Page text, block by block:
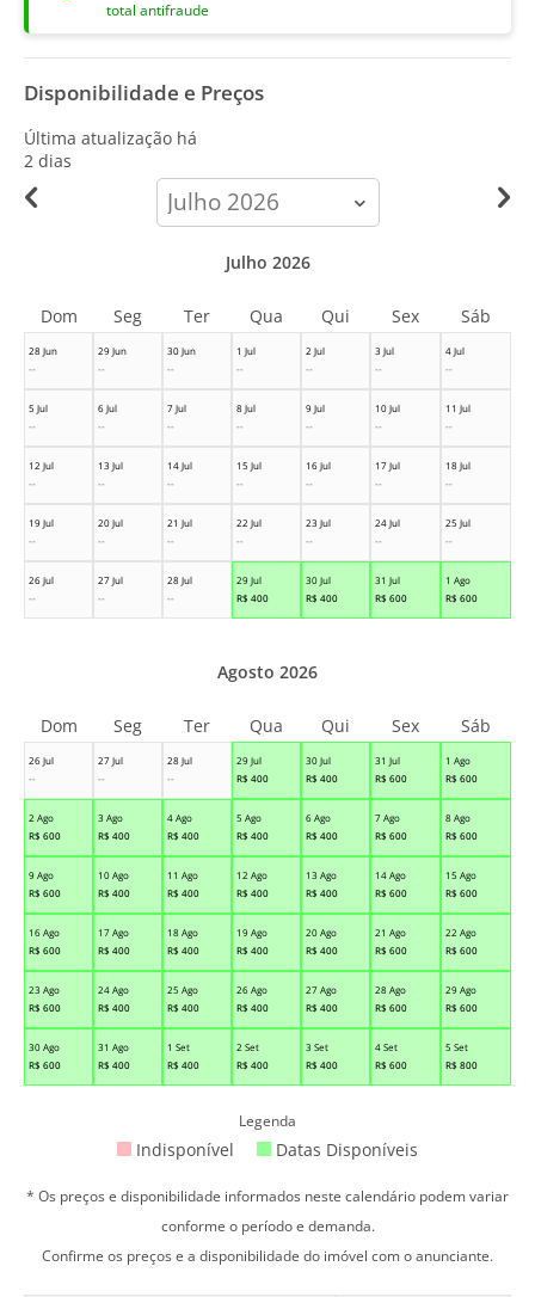
total antifraude
Disponibilidade e Preços
Última atualização há
2 dias
calendar-
month
28 Jun
--
29 Jun
--
30 Jun
--
1 Jul
--
2 Jul
--
3 Jul
--
4 Jul
--
5 Jul
--
6 Jul
--
7 Jul
--
8 Jul
--
9 Jul
--
10 Jul
--
11 Jul
--
12 Jul
--
13 Jul
--
14 Jul
--
15 Jul
--
16 Jul
--
17 Jul
--
18 Jul
--
19 Jul
--
20 Jul
--
21 Jul
--
22 Jul
--
23 Jul
--
24 Jul
--
25 Jul
--
26 Jul
--
27 Jul
--
28 Jul
--
29 Jul
R$ 400
30 Jul
R$ 400
31 Jul
R$ 600
1 Ago
R$ 600
Julho 2026
Dom Seg Ter Qua Qui Sex Sáb
26 Jul
--
27 Jul
--
28 Jul
--
29 Jul
R$ 400
30 Jul
R$ 400
31 Jul
R$ 600
1 Ago
R$ 600
2 Ago
R$ 600
3 Ago
R$ 400
4 Ago
R$ 400
5 Ago
R$ 400
6 Ago
R$ 400
7 Ago
R$ 600
8 Ago
R$ 600
9 Ago
R$ 600
10 Ago
R$ 400
11 Ago
R$ 400
12 Ago
R$ 400
13 Ago
R$ 400
14 Ago
R$ 600
15 Ago
R$ 600
16 Ago
R$ 600
17 Ago
R$ 400
18 Ago
R$ 400
19 Ago
R$ 400
20 Ago
R$ 400
21 Ago
R$ 600
22 Ago
R$ 600
23 Ago
R$ 600
24 Ago
R$ 400
25 Ago
R$ 400
26 Ago
R$ 400
27 Ago
R$ 400
28 Ago
R$ 600
29 Ago
R$ 600
30 Ago
R$ 600
31 Ago
R$ 400
1 Set
R$ 400
2 Set
R$ 400
3 Set
R$ 400
4 Set
R$ 600
5 Set
R$ 800
Agosto 2026
Dom Seg Ter Qua Qui Sex Sáb
Legenda
Indisponível Datas Disponíveis
* Os preços e disponibilidade informados neste calendário podem variar
conforme o período e demanda.
Confirme os preços e a disponibilidade do imóvel com o anunciante.